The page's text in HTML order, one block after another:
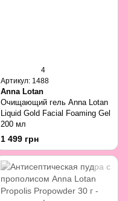
4
Артикул: 1488
Anna Lotan
Очищающий гель Anna Lotan
Liquid Gold Facial Foaming Gel
200 мл
1 499 грн